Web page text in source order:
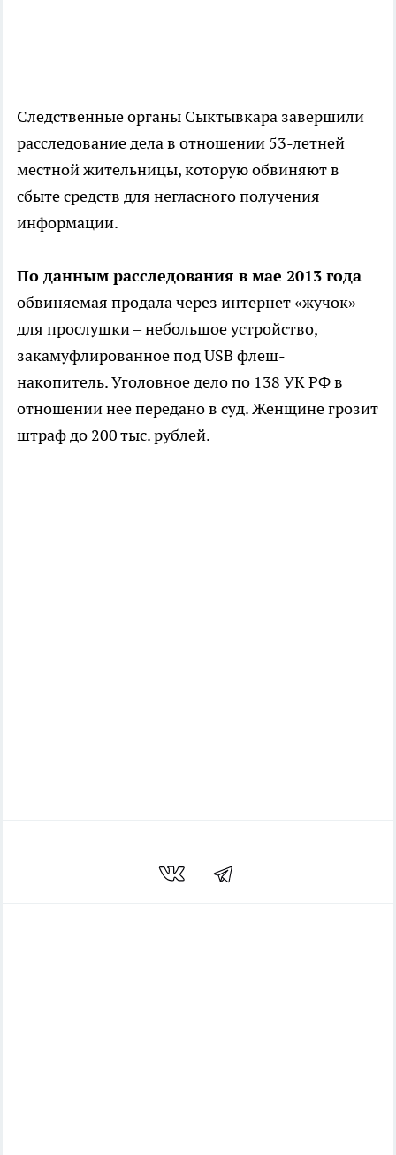
Следственные органы Сыктывкара завершили
расследование дела в отношении 53-летней
местной жительницы, которую обвиняют в
сбыте средств для негласного получения
информации.
По данным расследования в мае 2013 года
обвиняемая продала через интернет «жучок»
для прослушки – небольшое устройство,
закамуфлированное под USB флеш-
накопитель. Уголовное дело по 138 УК РФ в
отношении нее передано в суд. Женщине грозит
штраф до 200 тыс. рублей.